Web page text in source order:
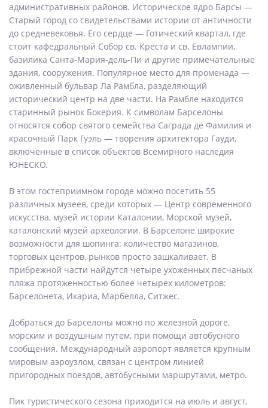
административных районов. Историческое ядро Барсы —
Старый город со свидетельствами истории от античности
до средневековья. Его сердце — Готический квартал, где
стоит кафедральный Собор св. Креста и св. Евлампии,
базилика Санта-Мария-дель-Пи и другие примечательные
здания, сооружения. Популярное место для променада —
оживленный бульвар Ла Рамбла, разделяющий
исторический центр на две части. На Рамбле находится
старинный рынок Бокерия. К символам Барселоны
относятся собор святого семейства Саграда де Фамилия и
красочный Парк Гуэль — творения архитектора Гауди,
включенные в список объектов Всемирного наследия
ЮНЕСКО.
В этом гостеприимном городе можно посетить 55
различных музеев, среди которых — Центр современного
искусства, музей истории Каталонии, Морской музей,
каталонский музей археологии. В Барселоне широкие
возможности для шопинга: количество магазинов,
торговых центров, рынков просто зашкаливает. В
прибрежной части найдутся четыре ухоженных песчаных
пляжа протяженностью более четырех километров:
Барселонета, Икариа, Марбелла, Ситжес.
Добраться до Барселоны можно по железной дороге,
морским и воздушным путем, при помощи автобусного
сообщения. Международный аэропорт является крупным
мировым аэроузлом, связан с центром линией
пригородных поездов, автобусными маршрутами, метро.
Пик туристического сезона приходится на июль и август,